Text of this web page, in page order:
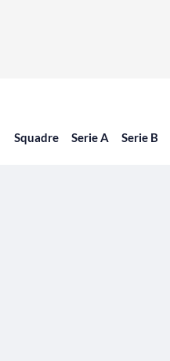
Squadre Serie A Serie B